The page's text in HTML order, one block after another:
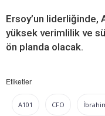
Ersoy’un liderliğinde,
yüksek verimlilik ve
ön planda olacak.
Etiketler
A101 CFO